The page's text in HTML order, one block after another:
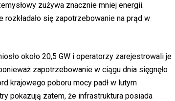
zużywa znacznie mniej energii.
rozkładało się zapotrzebowanie na prąd w
około 20,5 GW i operatorzy zarejestrowali je
zapotrzebowanie w ciągu dnia sięgnęło
krajowego poboru mocy padł w lutym
pokazują zatem, że infrastruktura posiada